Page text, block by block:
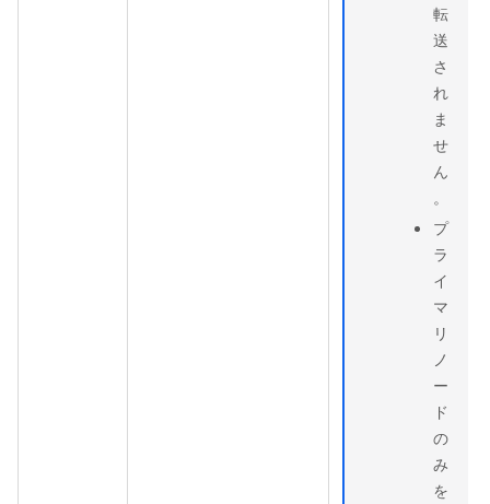
転
送
さ
れ
ま
せ
ん
。
プ
ラ
イ
マ
リ
ノ
ー
ド
の
み
を